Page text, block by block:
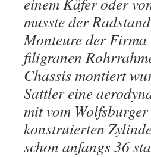
musste der
Monteure der
filigranen
Chassis montiert
Sattler eine
mit vom
konstruierten
schon anfangs 36